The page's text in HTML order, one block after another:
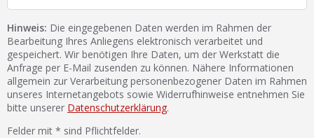
Hinweis: Die eingegebenen Daten werden im Rahmen der
Bearbeitung Ihres Anliegens elektronisch verarbeitet und
gespeichert. Wir benötigen Ihre Daten, um der Werkstatt die
Anfrage per E-Mail zusenden zu können. Nähere Informationen
allgemein zur Verarbeitung personenbezogener Daten im Rahmen
unseres Internetangebots sowie Widerrufhinweise entnehmen Sie
bitte unserer Datenschutzerklärung.
Felder mit * sind Pflichtfelder.